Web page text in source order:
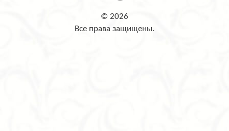
© 2026
Все права защищены.